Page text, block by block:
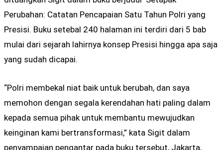
Perubahan: Catatan Pencapaian Satu Tahun Polri yang
Presisi. Buku setebal 240 halaman ini terdiri dari 5 bab
mulai dari sejarah lahirnya konsep Presisi hingga apa saja
yang sudah dicapai.
“Polri membekal niat baik untuk berubah, dan saya
memohon dengan segala kerendahan hati paling dalam
kepada semua pihak untuk membantu mewujudkan
keinginan kami bertransformasi,” kata Sigit dalam
penyampaian pengantar pada buku tersebut, Jakarta,